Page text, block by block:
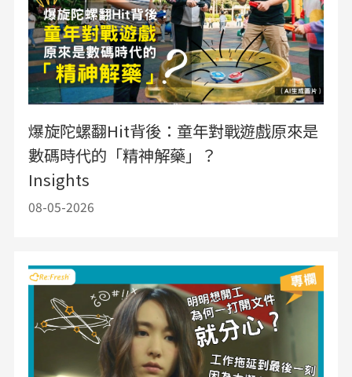
爆旋陀螺翻Hit背後：童年對戰遊戲原來是
數碼時代的「精神解藥」？
Insights
08-05-2026